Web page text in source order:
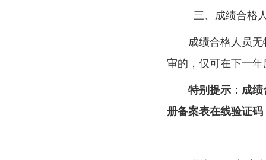
三、成绩合格
成绩合格人员
审的，仅可在下一
特别提示：成
册备案表在线验证码